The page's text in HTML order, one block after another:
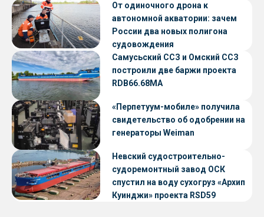
От одиночного дрона к
автономной акватории: зачем
России два новых полигона
судовождения
Самусьский ССЗ и Омский ССЗ
построили две баржи проекта
RDB66.68МА
«Перпетуум-мобиле» получила
свидетельство об одобрении на
генераторы Weiman
Невский судостроительно-
судоремонтный завод ОСК
спустил на воду сухогруз «Архип
Куинджи» проекта RSD59